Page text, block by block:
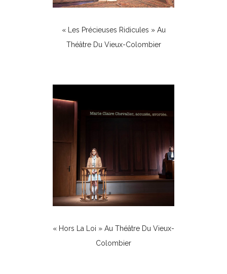
« Les Précieuses Ridicules » Au
Théâtre Du Vieux-Colombier
« Hors La Loi » Au Théâtre Du Vieux-
Colombier